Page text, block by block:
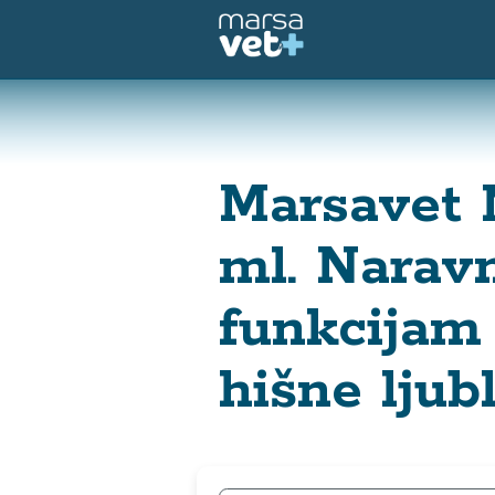
Marsavet
ml.
funkcijam
hišne